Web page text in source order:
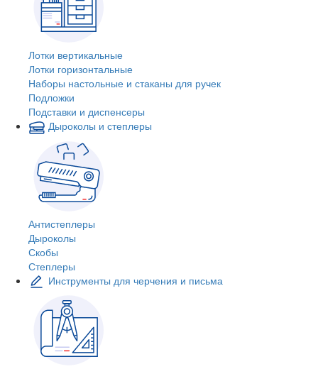
Лотки вертикальные
Лотки горизонтальные
Наборы настольные и стаканы для ручек
Подложки
Подставки и диспенсеры
Дыроколы и степлеры
Антистеплеры
Дыроколы
Скобы
Степлеры
Инструменты для черчения и письма